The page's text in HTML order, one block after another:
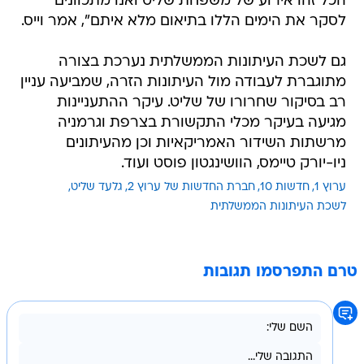
לסקר את הימים הללו בתיאום מלא איתם", אמר וייס.
גם לשכת העיתונות הממשלתית נערכת בצורה
מתוגברת לעבודה מול העיתונות הזרה, שמביעה עניין
רב בסיקור שחרורו של שליט. עיקר ההתעניינות
מגיעה בעיקר מכלי התקשורת בצרפת וגרמניה
מרשתות השידור האמריקאיות וכן מהעיתונים
ניו-יורק טיימס, הוושינגטון פוסט ועוד.
ערוץ 1 חדשות 10 חברת החדשות של ערוץ 2
גלעד שליט
לשכת העיתונות הממשלתית
טרם התפרסמו תגובות